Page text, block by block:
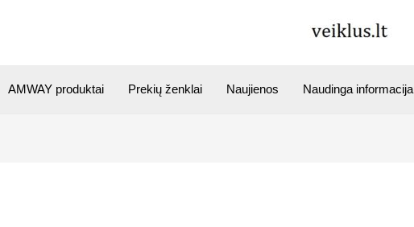
AMWAY produktai Prekių ženklai Naujienos Naudinga informacija